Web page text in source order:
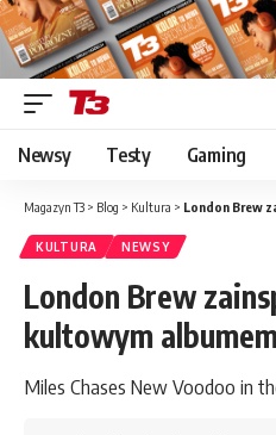
Newsy Testy Gaming
Magazyn T3 > Blog > Kultura > London Brew
KULTURA NEWSY
London Brew
kultowym
Miles Chases New Voodoo in